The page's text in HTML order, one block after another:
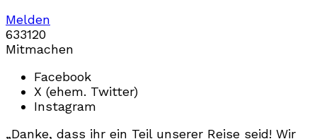
Melden
633120
Mitmachen
Facebook
X (ehem. Twitter)
Instagram
„Danke, dass ihr ein Teil unserer Reise seid! Wir